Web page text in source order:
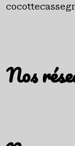
Nos